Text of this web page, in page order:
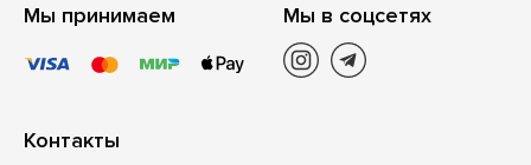
Мы принимаем Мы в соцсетях
Контакты